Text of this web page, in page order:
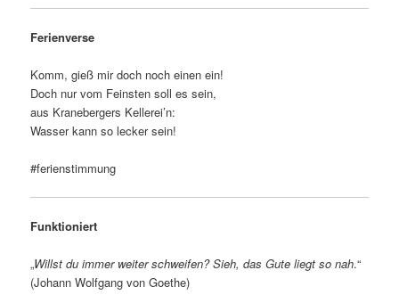
Ferienverse
Komm, gieß mir doch noch einen ein!
Doch nur vom Feinsten soll es sein,
aus Kranebergers Kellerei’n:
Wasser kann so lecker sein!
#ferienstimmung
Funktioniert
„Willst du immer weiter schweifen? Sieh, das Gute liegt so nah.“
(Johann Wolfgang von Goethe)